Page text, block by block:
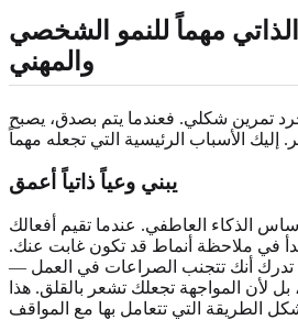
الذاتي مهماً للنمو الشخصي
والمهني
تمرين شكلي. فعندما يتم بصدق، يصبح
يبني وعياً ذاتياً أعمق
الذكاء العاطفي. عندما تقيم أفعالك
في ملاحظة أنماط قد تكون غابت عنك.
تدرك أنك تتجنب الصراعات في العمل —
المواجهة تجعلك تشعر بالقلق. هذا
الطريقة التي تتعامل بها مع المواقف